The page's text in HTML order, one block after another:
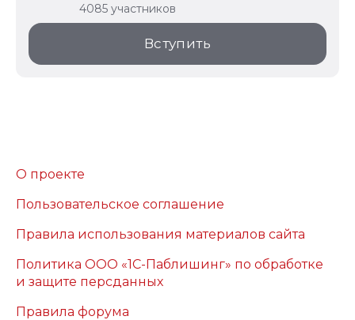
4085 участников
Вступить
О проекте
Пользовательское соглашение
Правила использования материалов сайта
Политика ООО «1С-Паблишинг» по обработке
и защите персданных
Правила форума